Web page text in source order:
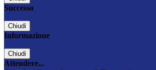
Successo
Chiudi
Informazione
Chiudi
Attendere...